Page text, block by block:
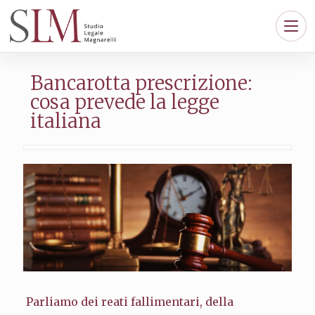
Bancarotta prescrizione:
cosa prevede la legge
italiana
Parliamo dei reati fallimentari, della